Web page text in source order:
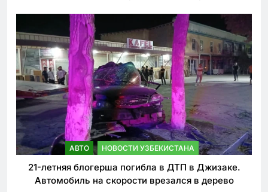
АВТО НОВОСТИ УЗБЕКИСТАНА
21-летняя блогерша погибла в ДТП в Джизаке.
Автомобиль на скорости врезался в дерево